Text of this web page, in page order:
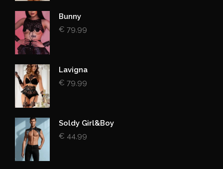
Bunny
€ 79,99
Lavigna
€ 79,99
Soldy Girl&Boy
€ 44,99